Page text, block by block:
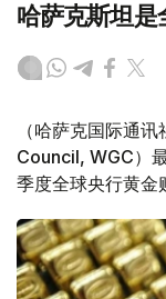
哈萨克斯坦是
（哈萨克国际通
Council, WGC）
季度全球央行黄金